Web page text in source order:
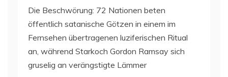
Die Beschwörung: 72 Nationen beten
öffentlich satanische Götzen in einem im
Fernsehen übertragenen luziferischen Ritual
an, während Starkoch Gordon Ramsay sich
gruselig an verängstigte Lämmer